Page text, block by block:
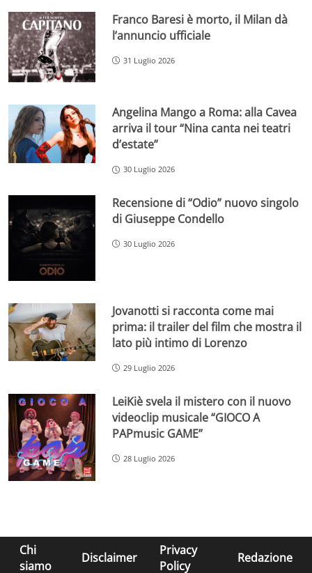
Franco Baresi è morto, il Milan dà
l’annuncio ufficiale
31 Luglio 2026
Angelina Mango a Roma: alla Cavea
arriva il tour “Nina canta nei teatri
d’estate”
30 Luglio 2026
Recensione di “Odio” nuovo singolo
di Giuseppe Condello
30 Luglio 2026
Jovanotti si racconta come mai
prima: il trailer del film che mostra il
lato più intimo di Lorenzo
29 Luglio 2026
LeiKiè svela il mistero con il nuovo
videoclip musicale “GIOCO A
PAPmusic GAME”
28 Luglio 2026
Chi
siamo
Disclaimer
Privacy
Policy
Redazione